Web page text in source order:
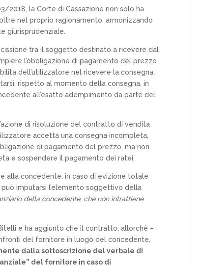
2018, la Corte di Cassazione non solo ha
nel proprio ragionamento, armonizzando
giurisprudenziale.
tra il soggetto destinato a ricevere dal
l’obbligazione di pagamento del prezzo
dell’utilizzatore nel ricevere la consegna.
rispetto al momento della consegna, in
all’esatto adempimento da parte del
di risoluzione del contratto di vendita
accetta una consegna incompleta,
di pagamento del prezzo, ma non
e sospendere il pagamento dei ratei.
alla concedente, in caso di evizione totale
può imputarsi l’elemento soggettivo della
della concedente, che non intrattiene
e ha aggiunto che il contratto, allorchè –
del fornitore in luogo del concedente,
dalla sottoscrizione del verbale di
del fornitore in caso di